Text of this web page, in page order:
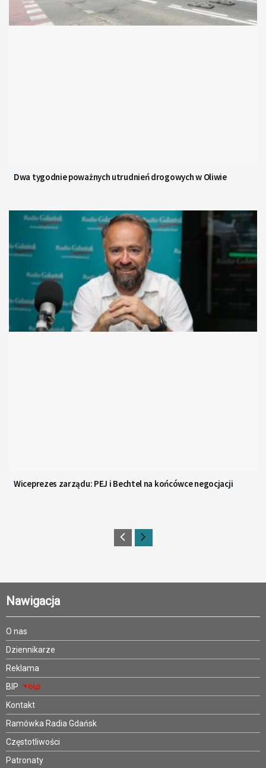
Dwa tygodnie poważnych utrudnień drogowych w Oliwie
Wiceprezes zarządu: PEJ i Bechtel na końcówce negocjacji
Nawigacja
O nas
Dziennikarze
Reklama
BIP
Kontakt
Ramówka Radia Gdańsk
Częstotliwości
Patronaty